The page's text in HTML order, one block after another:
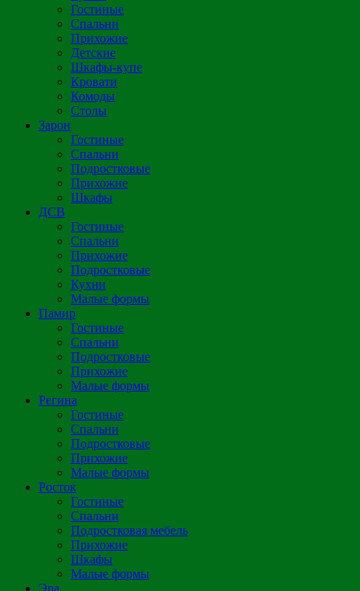
Гостиные
Спальни
Прихожие
Детские
Шкафы-купе
Кровати
Комоды
Столы
Зарон
Гостиные
Спальни
Подростковые
Прихожие
Шкафы
ДСВ
Гостиные
Спальни
Прихожие
Подростковые
Кухни
Малые формы
Памир
Гостиные
Спальни
Подростковые
Прихожие
Малые формы
Регина
Гостиные
Спальни
Подростковые
Прихожие
Малые формы
Росток
Гостиные
Спальни
Подростковая мебель
Прихожие
Шкафы
Малые формы
Эра